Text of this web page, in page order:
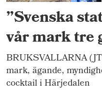
”Svenska
vår mark tre
BRUKSVALLARNA
mark, ägande,
cocktail i Härjedalen